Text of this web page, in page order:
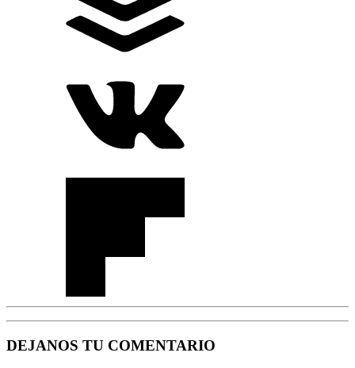
DEJANOS TU COMENTARIO